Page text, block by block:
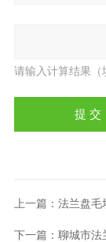
请输入计算结果（
上一篇： 法兰盘毛
下一篇： 聊城市法